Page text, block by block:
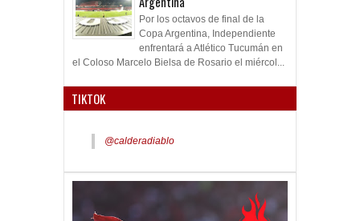
Por los octavos de final de la
Copa Argentina, Independiente
enfrentará a Atlético Tucumán en
el Coloso Marcelo Bielsa de Rosario el miércol...
TIKTOK
@calderadiablo